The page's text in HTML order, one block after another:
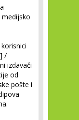
/
izdavači
od
pošte i